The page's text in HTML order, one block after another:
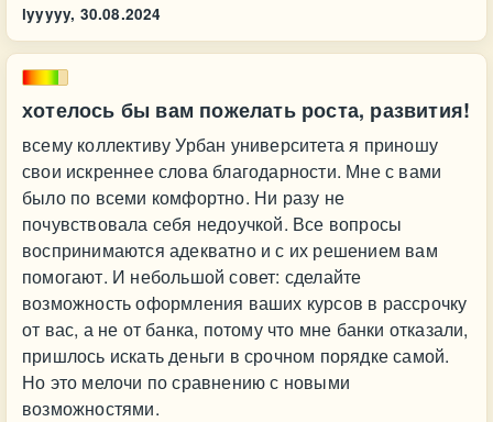
lyyyyy, 30.08.2024
хотелось бы вам пожелать роста, развития!
всему коллективу Урбан университета я приношу
свои искреннее слова благодарности. Мне с вами
было по всеми комфортно. Ни разу не
почувствовала себя недоучкой. Все вопросы
воспринимаются адекватно и с их решением вам
помогают. И небольшой совет: сделайте
возможность оформления ваших курсов в рассрочку
от вас, а не от банка, потому что мне банки отказали,
пришлось искать деньги в срочном порядке самой.
Но это мелочи по сравнению с новыми
возможностями.